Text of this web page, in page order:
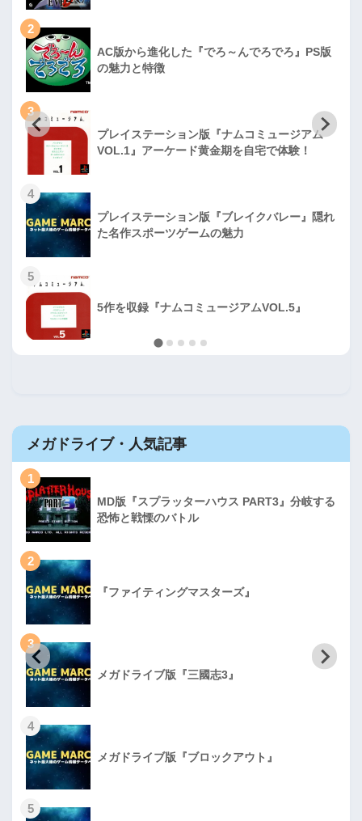
2
AC版から進化した『でろ～んでろでろ』PS版
の魅力と特徴
3
プレイステーション版『ナムコミュージアム
VOL.1』アーケード黄金期を自宅で体験！
4
プレイステーション版『ブレイクバレー』隠れ
た名作スポーツゲームの魅力
5
5作を収録『ナムコミュージアムVOL.5』
メガドライブ・人気記事
1
MD版『スプラッターハウス PART3』分岐する
恐怖と戦慄のバトル
2
『ファイティングマスターズ』
3
メガドライブ版『三國志3』
4
メガドライブ版『ブロックアウト』
5